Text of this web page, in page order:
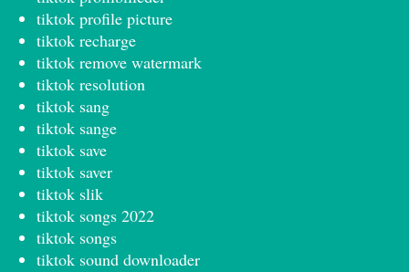
tiktok profile picture
tiktok recharge
tiktok remove watermark
tiktok resolution
tiktok sang
tiktok sange
tiktok save
tiktok saver
tiktok slik
tiktok songs 2022
tiktok songs
tiktok sound downloader